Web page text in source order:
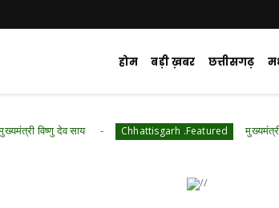
होम बड़ी ख़बर छत्तीसगढ़
Chhattisgarh .Featured मुख्यमंत्री विष्णुदेव साय ने अपनी